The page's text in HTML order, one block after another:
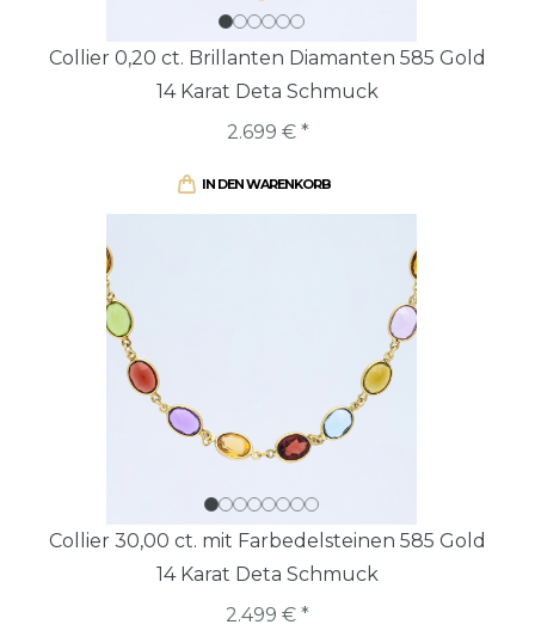
Collier 0,20 ct. Brillanten Diamanten 585 Gold
14 Karat Deta Schmuck
2.699 € *
IN DEN WARENKORB
Collier 30,00 ct. mit Farbedelsteinen 585 Gold
14 Karat Deta Schmuck
2.499 € *